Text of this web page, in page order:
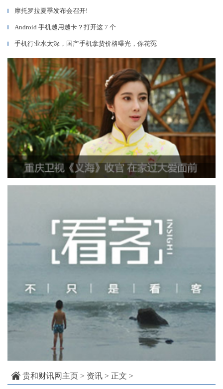
▎ 摩托罗拉夏季发布会召开!
▎ Android 手机越用越卡？打开这 7 个
▎ 手机行业水太深，国产手机拿货价格曝光，你花冤
贵和财讯网主页 > 资讯 > 正文 >